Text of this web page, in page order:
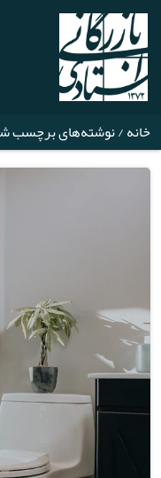
خانه/ نوشته‌های برچسب